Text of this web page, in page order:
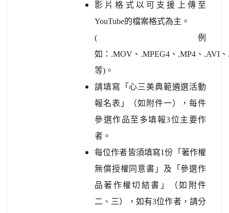
影片格式以可支援上傳至
YouTube的檔案格式為主。
(例
如：.MOV、.MPEG4、.MP4、.AVI
等)。
請填寫「心三美典範遴選活動
報名表」（如附件一），每件
參選作品至多填報3位主要作
者。
每位作者皆須填寫1份「著作權
無償授權同意書」及「參選作
品著作權切結書」（如附件
二、三），如有3位作者，請分